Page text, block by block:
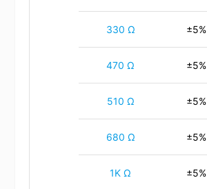
330 Ω ±5%
470 Ω ±5%
510 Ω ±5%
680 Ω ±5%
1K Ω ±5%